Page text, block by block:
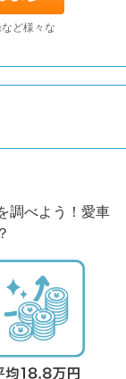
ど様々な
調べよう！愛車